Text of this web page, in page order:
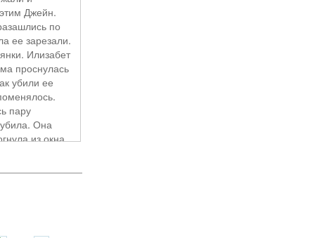
обо мне
её убил" и т.д
глаз, я упал
бабочку я
Джейн.
по
ее зарезали.
Илизабет
проснулась
убили ее
пару
Она
из окна.